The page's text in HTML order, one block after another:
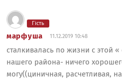
Гість
марфуша 11.12.2019 10:48
сталкивалась по жизни с этой
нашего района- ничего
могу((циничная, расчетливая,